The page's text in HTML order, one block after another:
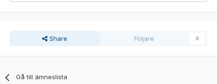
Share Följare 0
Gå till ämneslista